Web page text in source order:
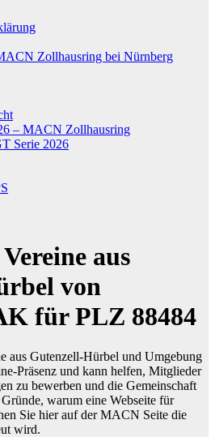
Zollhausring bei Nürnberg
– MACN Zollhausring
Serie 2026
aus
von
für PLZ 88484
aus Gutenzell-Hürbel und Umgebung
Präsenz und kann helfen, Mitglieder
zu bewerben und die Gemeinschaft
warum eine Webseite für
Sie hier auf der MACN Seite die
wird.